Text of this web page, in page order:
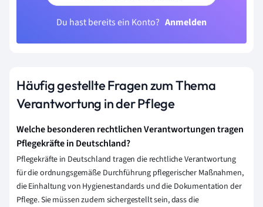
Du hast bereits ein Konto? Anmelden
Häufig gestellte Fragen zum Thema
Verantwortung in der Pflege
Welche besonderen rechtlichen Verantwortungen tragen
Pflegekräfte in Deutschland?
Pflegekräfte in Deutschland tragen die rechtliche Verantwortung
für die ordnungsgemäße Durchführung pflegerischer Maßnahmen,
die Einhaltung von Hygienestandards und die Dokumentation der
Pflege. Sie müssen zudem sichergestellt sein, dass die